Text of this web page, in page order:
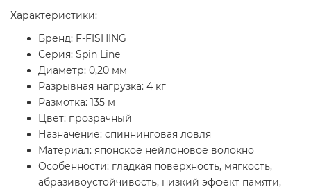
Характеристики:
Бренд: F-FISHING
Серия: Spin Line
Диаметр: 0,20 мм
Разрывная нагрузка: 4 кг
Размотка: 135 м
Цвет: прозрачный
Назначение: спиннинговая ловля
Материал: японское нейлоновое волокно
Особенности: гладкая поверхность, мягкость,
абразивоустойчивость, низкий эффект памяти,